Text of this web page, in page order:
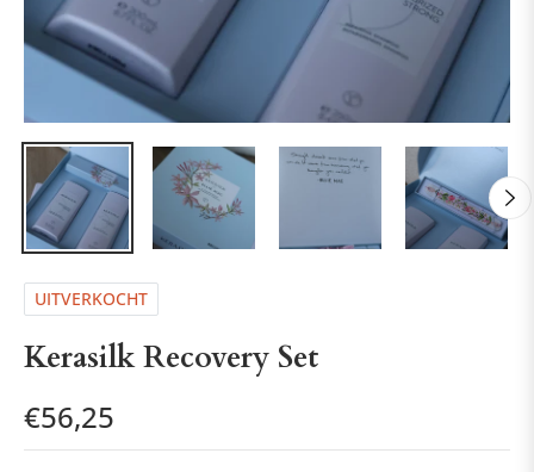
UITVERKOCHT
Kerasilk Recovery Set
Normale
prijs
€56,25